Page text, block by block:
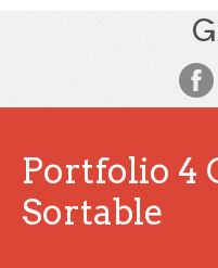
Portfolio 4
Sortable